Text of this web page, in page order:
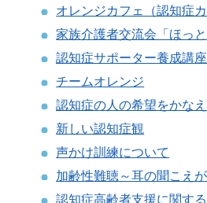
オレンジカフェ（認知症カ
家族介護者交流会「ほっと
認知症サポーター養成講座
チームオレンジ
認知症の人の希望をかな
新しい認知症観
声かけ訓練について
加齢性難聴～耳の聞こえ
認知症高齢者支援に関す